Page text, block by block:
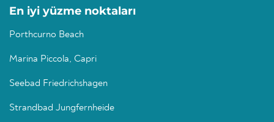
En iyi yüzme noktaları
Porthcurno Beach
Marina Piccola, Capri
Seebad Friedrichshagen
Strandbad Jungfernheide